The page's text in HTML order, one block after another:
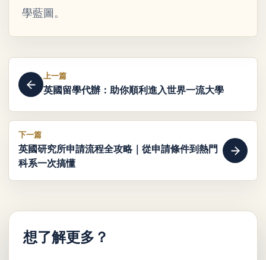
學藍圖。
上一篇
英國留學代辦：助你順利進入世界一流大學
下一篇
英國研究所申請流程全攻略｜從申請條件到熱門
科系一次搞懂
想了解更多？